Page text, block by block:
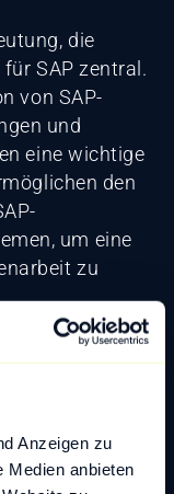
Anzeigen zu
Medien anbieten
die
SAP zentral.
von SAP-
und
eine wichtige
den
um eine
zu
Process